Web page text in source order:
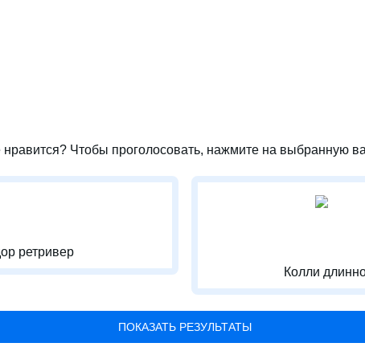
Чтобы проголосовать, нажмите на выбранную
ретривер
Колли
ПОКАЗАТЬ РЕЗУЛЬТАТЫ